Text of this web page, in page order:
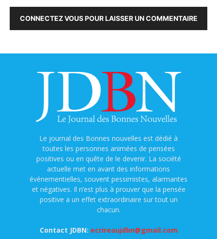
CONNECTEZ VOUS POUR LAISSER UN COMMENTAIRE
Le journal des Bonnes nouvelles est dédié à
toutes les personnes animées de pensées
positives ou en quête de le devenir. La société
actuelle met en avant des informations
événementielles, souvent pessimistes, alarmantes
et négatives. Il n’est plus à prouver que la pensée
positive a un effet extraordinaire sur tout un
chacun.
Contact JDBN: ecrireaujdbn@gmail.com